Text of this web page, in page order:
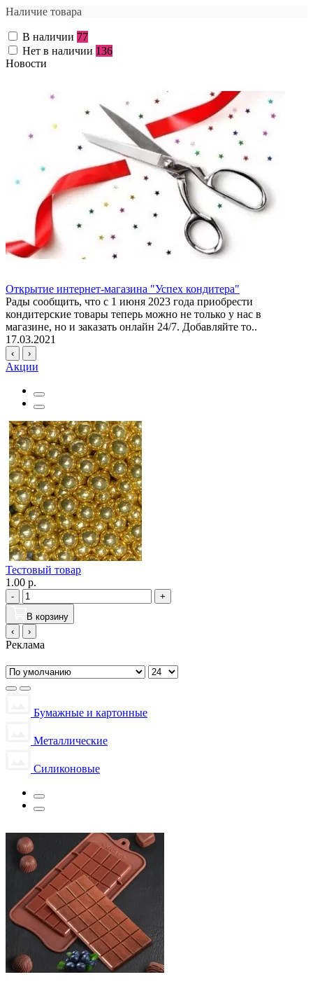
Наличие товара
В наличии 77
Нет в наличии 136
Новости
Открытие интернет-магазина "Успех кондитера"
Рады сообщить, что с 1 июня 2023 года приобрести
кондитерские товары теперь можно не только у нас в
магазине, но и заказать онлайн 24/7. Добавляйте то..
17.03.2021
‹ ›
Акции
Тестовый товар
1.00 р.
-
+
В корзину
‹
›
Реклама
Бумажные и картонные
Металлические
Силиконовые